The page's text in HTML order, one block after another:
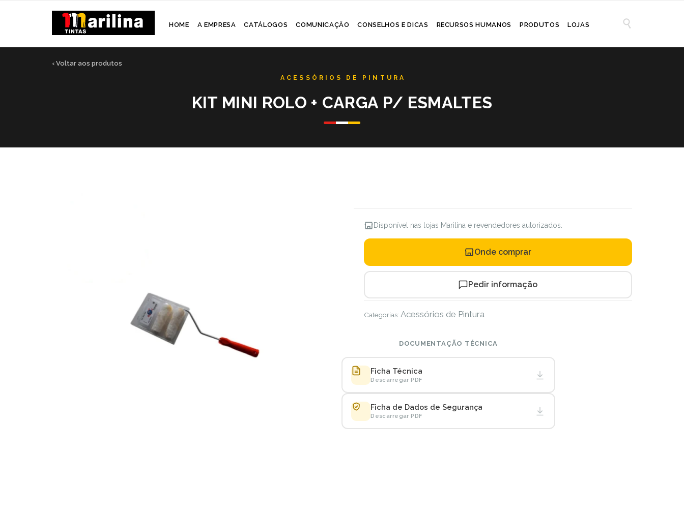
to
HOME A EMPRESA CATÁLOGOS COMUNICAÇÃO CONSELHOS E DICAS RECURSOS HUMANOS PRODUTOS LOJAS 
‹ Voltar aos produtos
KIT MINI ROLO + CARGA P/ ESMALTES
Disponível nas lojas Marilina e revendedores autorizados.
Onde comprar
Pedir informação
Categorias: Acessórios de Pintura
DOCUMENTAÇÃO TÉCNICA
Ficha Técnica
Descarregar PDF
Ficha de Dados de Segurança
Descarregar PDF